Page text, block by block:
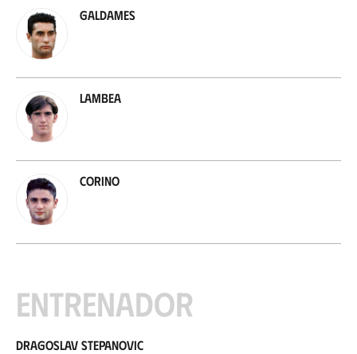
Galdames
Lambea
Corino
Entrenador
Dragoslav Stepanovic